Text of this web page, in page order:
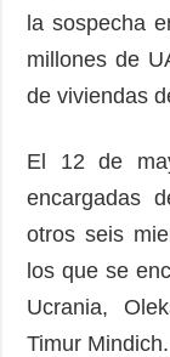
la sospecha
millones de
de viviendas
El 12 de
encargadas
otros seis
los que se
Ucrania,
Timur Mindich.